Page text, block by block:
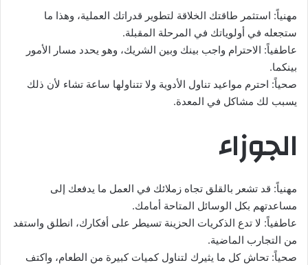
مهنياً: استثمر طاقتك الخلاقة لتطوير قدراتك العملية، وهذا ما
ستجعله في أولوياتك في المرحلة المقبلة.
عاطفياً: الاحترام واجب بينك وبين الشريك، وهو يحدد مسار الأمور
بينكما.
صحياً: احترم مواعيد تناول الأدوية ولا تتناولها ساعة تشاء لأن ذلك
يسبب لك مشاكل في المعدة.
الجوزاء
مهنياً: قد تشعر بالقلق تجاه زملائك في العمل ما يدفعك إلى
مساعدتهم بكل الوسائل المتاحة أمامك.
عاطفياً: لا تدع الذكريات الحزينة تسيطر على أفكارك، انطلق واستفد
من التجارب الماضية.
صحياً: تحاش كل ما يثيرك لتناول كميات كبيرة من الطعام، واكتف